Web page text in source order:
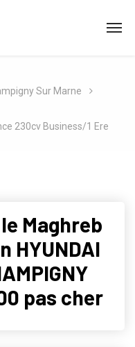
Sur Marne
230cv Business/1 Ere
Maghreb
HYUNDAI
pas cher